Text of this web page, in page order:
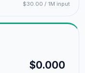
$30.00 / 1M input
$0.000